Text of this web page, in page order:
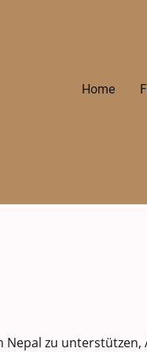
Home
zu